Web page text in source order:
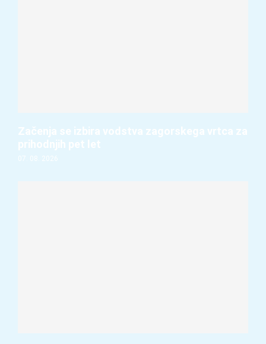
Začenja se izbira vodstva zagorskega vrtca za
prihodnjih pet let
07. 08. 2026